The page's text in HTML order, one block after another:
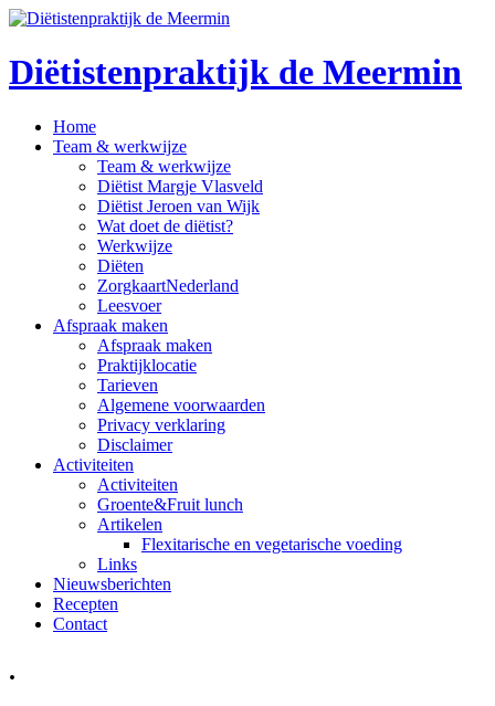
Diëtistenpraktijk de Meermin
Home
Team & werkwijze
Team & werkwijze
Diëtist Margje Vlasveld
Diëtist Jeroen van Wijk
Wat doet de diëtist?
Werkwijze
Diëten
ZorgkaartNederland
Leesvoer
Afspraak maken
Afspraak maken
Praktijklocatie
Tarieven
Algemene voorwaarden
Privacy verklaring
Disclaimer
Activiteiten
Activiteiten
Groente&Fruit lunch
Artikelen
Flexitarische en vegetarische voeding
Links
Nieuwsberichten
Recepten
Contact
.